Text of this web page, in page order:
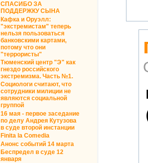
СПАСИБО ЗА
ПОДДЕРЖКУ СЫНА
Кафка и Оруэлл:
"экстремистам" теперь
нельзя пользоваться
банковскими картами,
потому что они
"террористы"
Тюменский центр "Э" как
гнездо российского
экстремизма. Часть №1.
Социологи считают, что
сотрудники милиции не
являются социальной
группой
16 мая - первое заседание
по делу Андрея Кутузова
в суде второй инстанции
Finita la Comedia
Анонс событий 14 марта
Беспредел в суде 12
января